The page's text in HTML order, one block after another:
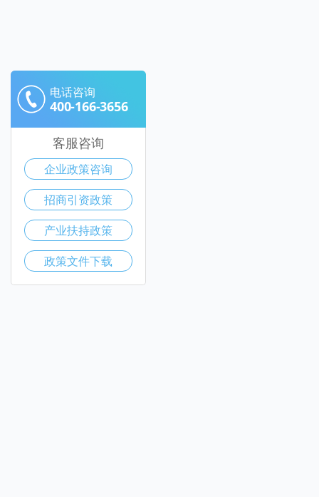
电话咨询
400-166-3656
客服咨询
企业政策咨询
招商引资政策
产业扶持政策
政策文件下载